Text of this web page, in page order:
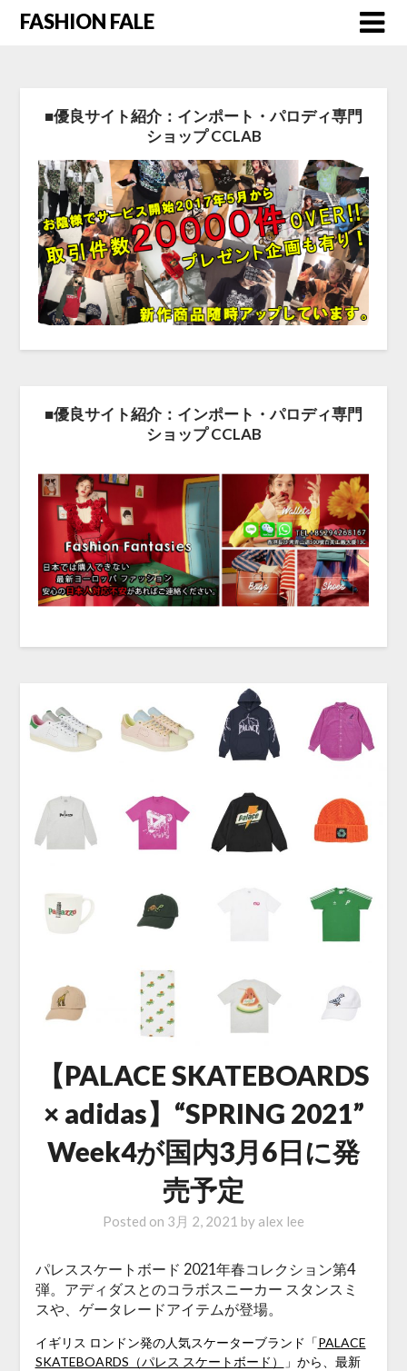
FASHION FALE
■優良サイト紹介：インポート・パロディ専門
ショップ CCLAB
■優良サイト紹介：インポート・パロディ専門
ショップ CCLAB
【PALACE SKATEBOARDS
× adidas】“SPRING 2021”
Week4が国内3月6日に発
売予定
Posted on 3月 2, 2021 by alex lee
パレススケートボード 2021年春コレクション第4
弾。アディダスとのコラボスニーカー スタンスミ
スや、ゲータレードアイテムが登場。
イギリス ロンドン発の人気スケーターブランド「PALACE
SKATEBOARDS（パレス スケートボード）
」から、最新